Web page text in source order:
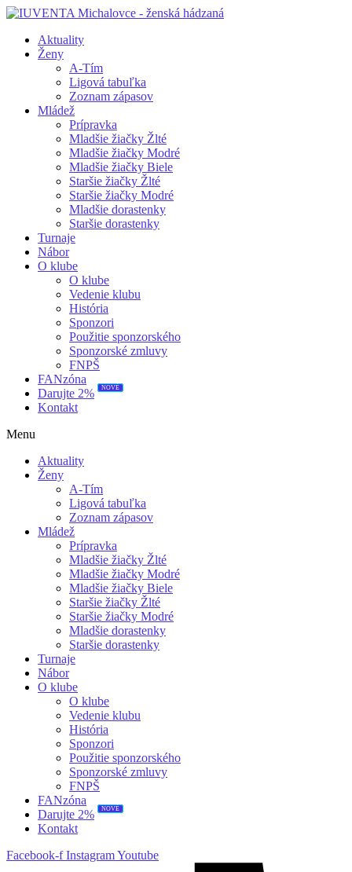
Aktuality
Ženy
A-Tím
Ligová tabuľka
Zoznam zápasov
Mládež
Prípravka
Mladšie žiačky Žlté
Mladšie žiačky Modré
Mladšie žiačky Biele
Staršie žiačky Žlté
Staršie žiačky Modré
Mladšie dorastenky
Staršie dorastenky
Turnaje
Nábor
O klube
O klube
Vedenie klubu
História
Sponzori
Použitie sponzorského
Sponzorské zmluvy
FNPŠ
FANzóna
Darujte 2%
NOVÉ
Kontakt
Menu
Aktuality
Ženy
A-Tím
Ligová tabuľka
Zoznam zápasov
Mládež
Prípravka
Mladšie žiačky Žlté
Mladšie žiačky Modré
Mladšie žiačky Biele
Staršie žiačky Žlté
Staršie žiačky Modré
Mladšie dorastenky
Staršie dorastenky
Turnaje
Nábor
O klube
O klube
Vedenie klubu
História
Sponzori
Použitie sponzorského
Sponzorské zmluvy
FNPŠ
FANzóna
Darujte 2%
NOVÉ
Kontakt
Facebook-f InstagramYoutube